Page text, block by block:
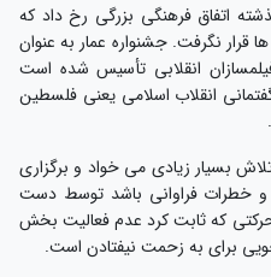
اتفاق فرهنگی بزرگی رخ داد که
قرار نگرفت. جشنواره عمار به عنوان
انقلابی تأسیس شده است
انقلاب اسلامی یعنی فلسطین
بسیار زیادی می خواد و برگزاری
و خطرات فراوانی باشد توسط دست
که ثابت کرد عدم فعالیت بخش
برای به زحمت نیفتادن است.